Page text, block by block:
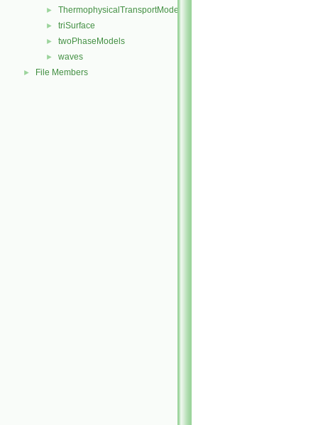
► ThermophysicalTransportModels
► triSurface
► twoPhaseModels
► waves
► File Members